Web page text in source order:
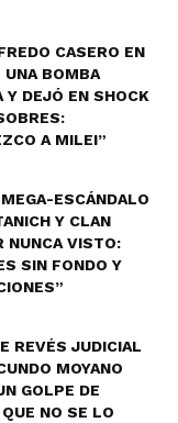
CASERO EN
UNA BOMBA
Y DEJÓ EN SHOCK
A MILEI”
ESCÁNDALO
Y CLAN
NUNCA VISTO:
SIN FONDO Y
REVÉS JUDICIAL
MOYANO
GOLPE DE
NO SE LO